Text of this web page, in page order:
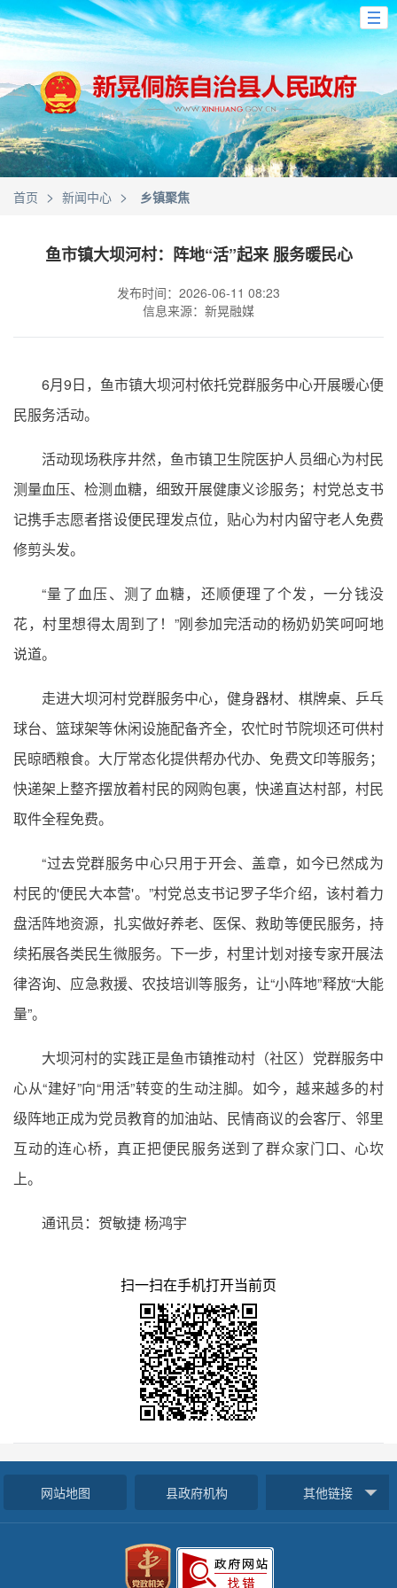
首页 > 新闻中心 > 乡镇聚焦
鱼市镇大坝河村：阵地“活”起来 服务暖民心
发布时间：2026-06-11 08:23
信息来源：新晃融媒
6月9日，鱼市镇大坝河村依托党群服务中心开展暖心便
民服务活动。
活动现场秩序井然，鱼市镇卫生院医护人员细心为村民
测量血压、检测血糖，细致开展健康义诊服务；村党总支书
记携手志愿者搭设便民理发点位，贴心为村内留守老人免费
修剪头发。
“量了血压、测了血糖，还顺便理了个发，一分钱没
花，村里想得太周到了！”刚参加完活动的杨奶奶笑呵呵地
说道。
走进大坝河村党群服务中心，健身器材、棋牌桌、乒乓
球台、篮球架等休闲设施配备齐全，农忙时节院坝还可供村
民晾晒粮食。大厅常态化提供帮办代办、免费文印等服务；
快递架上整齐摆放着村民的网购包裹，快递直达村部，村民
取件全程免费。
“过去党群服务中心只用于开会、盖章，如今已然成为
村民的'便民大本营'。”村党总支书记罗子华介绍，该村着力
盘活阵地资源，扎实做好养老、医保、救助等便民服务，持
续拓展各类民生微服务。下一步，村里计划对接专家开展法
律咨询、应急救援、农技培训等服务，让“小阵地”释放“大能
量”。
大坝河村的实践正是鱼市镇推动村（社区）党群服务中
心从“建好”向“用活”转变的生动注脚。如今，越来越多的村
级阵地正成为党员教育的加油站、民情商议的会客厅、邻里
互动的连心桥，真正把便民服务送到了群众家门口、心坎
上。
通讯员：贺敏捷 杨鸿宇
扫一扫在手机打开当前页
网站地图 县政府机构 其他链接